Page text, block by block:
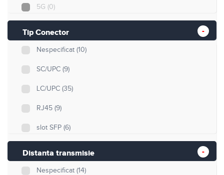
5G (0)
25G
40G(0)
50G(0)
100G (5)
Tip Conector
Nespecificat (10)
SC/UPC (9)
LC/UPC (35)
RJ45 (9)
slot SFP (6)
Distanta transmisie
Nespecificat (14)